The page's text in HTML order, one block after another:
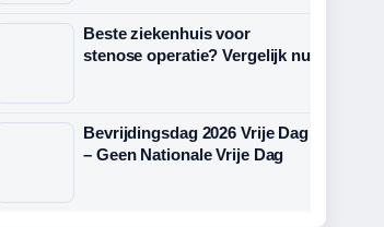
Beste ziekenhuis voor
stenose operatie? Vergelijk nu
Bevrijdingsdag 2026 Vrije Dag
– Geen Nationale Vrije Dag